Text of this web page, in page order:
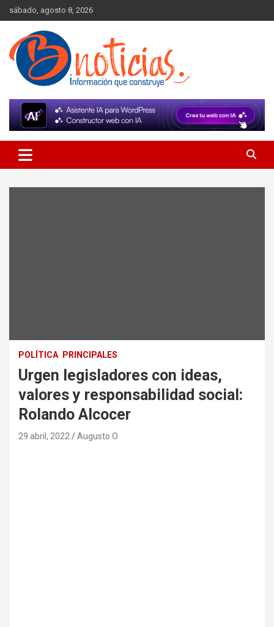
Skip
to
content
sábado, agosto 8, 2026
BNoticias
POLÍTICA PRINCIPALES
Urgen legisladores con ideas,
valores y responsabilidad social:
Rolando Alcocer
29 abril, 2022 Augusto O